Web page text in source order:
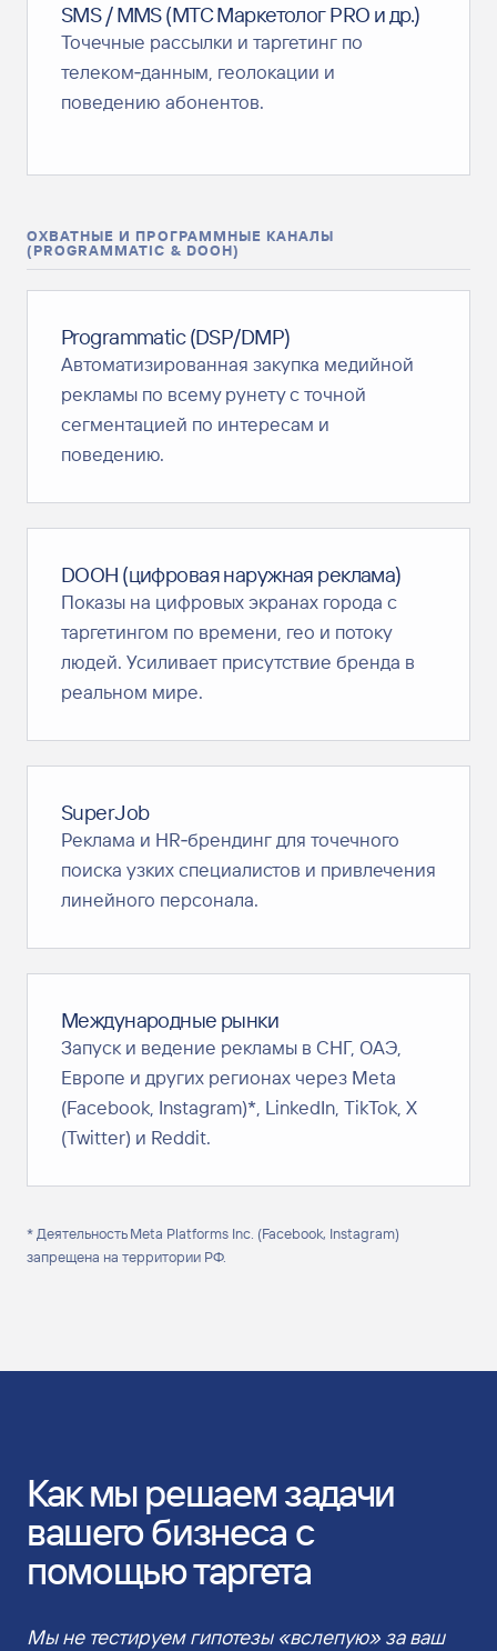
SMS / MMS (МТС Маркетолог PRO и др.)
Точечные рассылки и таргетинг по
телеком‑данным, геолокации и
поведению абонентов.
ОХВАТНЫЕ И ПРОГРАММНЫЕ КАНАЛЫ
(PROGRAMMATIC & DOOH)
Programmatic (DSP/DMP)
Автоматизированная закупка медийной
рекламы по всему рунету с точной
сегментацией по интересам и
поведению.
DOOH (цифровая наружная реклама)
Показы на цифровых экранах города с
таргетингом по времени, гео и потоку
людей. Усиливает присутствие бренда в
реальном мире.
SuperJob
Реклама и HR‑брендинг для точечного
поиска узких специалистов и привлечения
линейного персонала.
Международные рынки
Запуск и ведение рекламы в СНГ, ОАЭ,
Европе и других регионах через Meta
(Facebook, Instagram)*, LinkedIn, TikTok, X
(Twitter) и Reddit.
* Деятельность Meta Platforms Inc. (Facebook, Instagram)
запрещена на территории РФ.
Как мы решаем задачи
вашего бизнеса с
помощью таргета
Мы не тестируем гипотезы «вслепую» за ваш